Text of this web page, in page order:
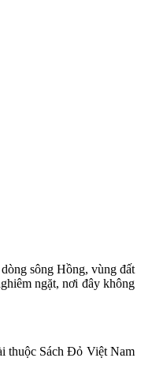
sông Hồng, vùng đất
ngặt, nơi đây không
thuộc Sách Đỏ Việt Nam